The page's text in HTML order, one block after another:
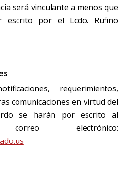
será vinculante a menos que
escrito por el Lcdo. Rufino
requerimientos,
comunicaciones en virtud del
se harán por escrito al
correo electrónico: